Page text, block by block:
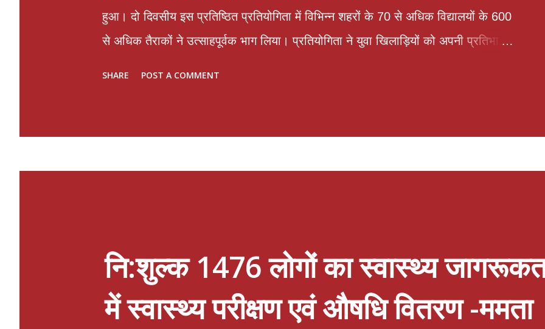
हुआ। दो दिवसीय इस प्रतिष्ठित प्रतियोगिता में विभिन्न शहरों के 70 से अधिक विद्यालयों के 600
से अधिक तैराकों ने उत्साहपूर्वक भाग लिया। प्रतियोगिता ने युवा खिलाड़ियों को अपनी प्रतिभा,
समर्पण, खेल भावना एवं उत्कृष्ट प्रदर्शन की सराहना की तथा उन्हें भविष्य में भी निरंतर श्रेष्ठ
SHARE POST A COMMENT
नि:शुल्क 1476 लोगों का स्वास्थ्य
में स्वास्थ्य परीक्षण एवं औषधि वितरण -ममता